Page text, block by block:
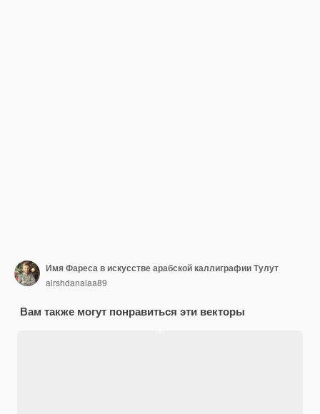
Имя Фареса в искусстве арабской каллиграфии Тулут
alrshdanalaa89
Вам также могут понравиться эти векторы